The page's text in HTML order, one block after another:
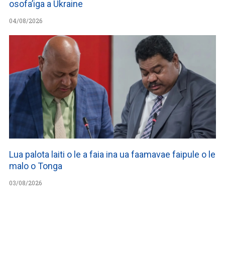
osofa’iga a Ukraine
04/08/2026
Lua palota laiti o le a faia ina ua faamavae faipule o le
malo o Tonga
03/08/2026